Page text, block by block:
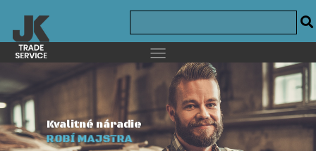
Kvalitné náradie
ROBÍ MAJSTRA